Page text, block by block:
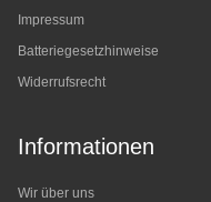
Impressum
Batteriegesetzhinweise
Widerrufsrecht
Informationen
Wir über uns